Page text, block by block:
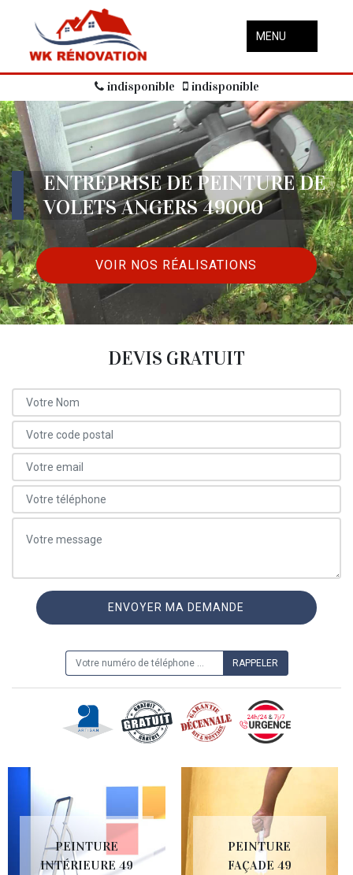
MENU
indisponible indisponible
ENTREPRISE DE PEINTURE DE
VOLETS ANGERS 49000
VOIR NOS RÉALISATIONS
DEVIS GRATUIT
PEINTURE
INTÉRIEURE 49
PEINTURE
FAÇADE 49